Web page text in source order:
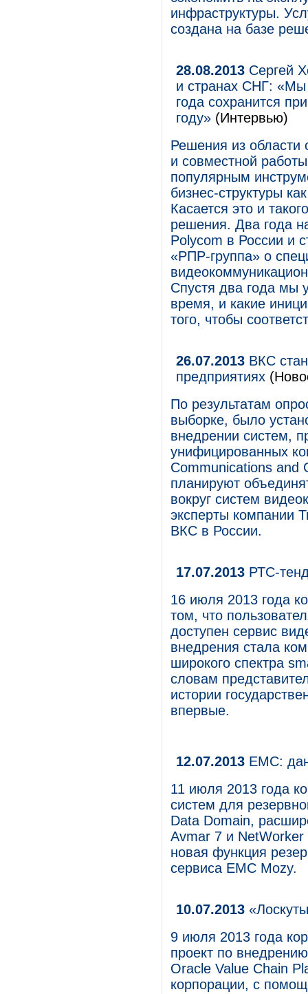
инфраструктуры.
создана на базе
28.08.2013 Сергей
и странах СНГ: «Мы
года сохранится
году» (Интервью)
Решения из области
и совместной
популярным
бизнес-структуры
Касается это и
решения. Два года
Polycom в России и
«РПР-группа» о
Спустя два года мы
время, и какие
того, чтобы
26.07.2013 ВКС
предприятиях
По результатам
выборке, было
внедрении систем,
унифицированных
Communications and
планируют
вокруг систем
эксперты компании
ВКС в России.
17.07.2013 РТС-
16 июля 2013 года
том, что
доступен сервис
внедрения стала
широкого спектра
словам
истории
впервые.
12.07.2013 EMC:
11 июля 2013 года
систем для
Data Domain,
Avmar 7 и NetWorker
новая функция
сервиса EMC Mozy.
10.07.2013
9 июля 2013 года
проект по
Oracle Value Chain
корпорации, с